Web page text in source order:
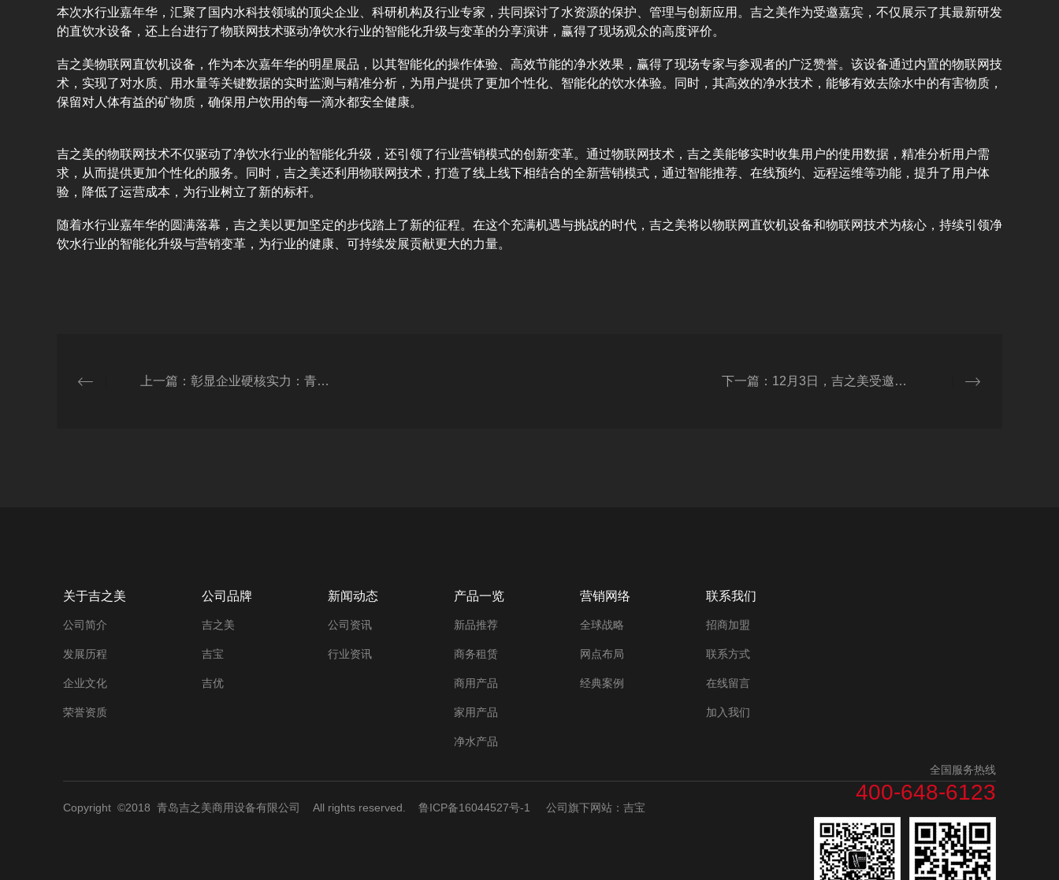
本次水行业嘉年华，汇聚了国内水科技领域的顶尖企业、科研机构及行业专家，共同探讨了水资源的保护、管理与创新应用。吉之美作为受邀嘉宾，不仅展示了其最新研发
的直饮水设备，还上台进行了物联网技术驱动净饮水行业的智能化升级与变革的分享演讲，赢得了现场观众的高度评价。
吉之美物联网直饮机设备，作为本次嘉年华的明星展品，以其智能化的操作体验、高效节能的净水效果，赢得了现场专家与参观者的广泛赞誉。该设备通过内置的物联网技
术，实现了对水质、用水量等关键数据的实时监测与精准分析，为用户提供了更加个性化、智能化的饮水体验。同时，其高效的净水技术，能够有效去除水中的有害物质，
保留对人体有益的矿物质，确保用户饮用的每一滴水都安全健康。
吉之美的物联网技术不仅驱动了净饮水行业的智能化升级，还引领了行业营销模式的创新变革。通过物联网技术，吉之美能够实时收集用户的使用数据，精准分析用户需
求，从而提供更加个性化的服务。同时，吉之美还利用物联网技术，打造了线上线下相结合的全新营销模式，通过智能推荐、在线预约、远程运维等功能，提升了用户体
验，降低了运营成本，为行业树立了新的标杆。
随着水行业嘉年华的圆满落幕，吉之美以更加坚定的步伐踏上了新的征程。在这个充满机遇与挑战的时代，吉之美将以物联网直饮机设备和物联网技术为核心，持续引领净
饮水行业的智能化升级与营销变革，为行业的健康、可持续发展贡献更大的力量。
上一篇：彰显企业硬核实力：青岛吉之美再度荣获国家标准起草制定认证证书 下一篇：12月3日，吉之美受邀出席2025咖门大会，共话茶饮新风尚！
关于吉之美
公司简介
发展历程
企业文化
荣誉资质
公司品牌
吉之美
吉宝
吉优
新闻动态
公司资讯
行业资讯
产品一览
新品推荐
商务租赁
商用产品
家用产品
净水产品
营销网络
全球战略
网点布局
经典案例
联系我们
招商加盟
联系方式
在线留言
加入我们
全国服务热线
400-648-6123
Copyright ©2018 青岛吉之美商用设备有限公司 All rights reserved. 鲁ICP备16044527号-1 公司旗下网站：吉宝